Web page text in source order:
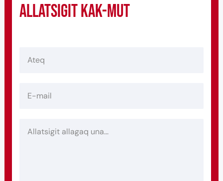
Allatsigit KAK-mut